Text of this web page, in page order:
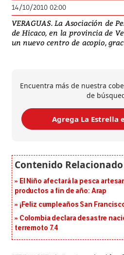
14/10/2010 02:00
VERAGUAS. La Asociación de
de Hicaco, en la provincia de
un nuevo centro de acopio,
Encuentra más de nuestra
de
Agrega La Estrella
El Niño afectará la pesca
productos a fin de año: Arap
¡Feliz cumpleaños San
Colombia declara desastre
terremoto 7.4